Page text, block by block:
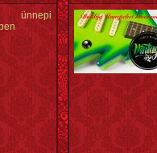
ünnepi